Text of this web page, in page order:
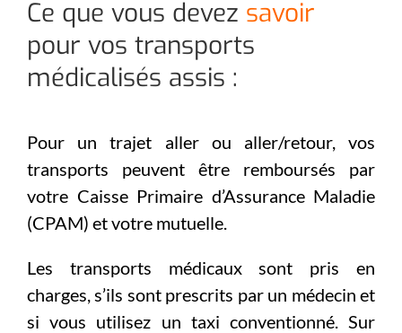
Ce que vous devez savoir
pour vos transports
médicalisés assis :
Pour un trajet aller ou aller/retour, vos
transports peuvent être remboursés par
votre Caisse Primaire d’Assurance Maladie
(CPAM) et votre mutuelle.
Les transports médicaux sont pris en
charges, s’ils sont prescrits par un médecin et
si vous utilisez un taxi conventionné. Sur